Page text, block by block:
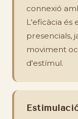
connexió
L'eficàcia és
presencials,
moviment
d'estímul.